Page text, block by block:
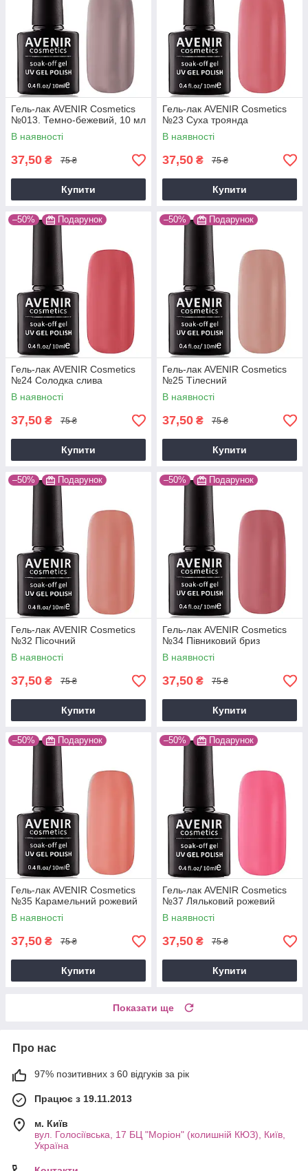
Гель-лак AVENIR Cosmetics
№013. Темно-бежевий, 10 мл
В наявності
37,50 ₴ 75 ₴
Купити
Гель-лак AVENIR Cosmetics
№23 Суха троянда
В наявності
37,50 ₴ 75 ₴
Купити
–50% Подарунок
Гель-лак AVENIR Cosmetics
№24 Солодка слива
В наявності
37,50 ₴ 75 ₴
Купити
–50% Подарунок
Гель-лак AVENIR Cosmetics
№25 Тілесний
В наявності
37,50 ₴ 75 ₴
Купити
–50% Подарунок
Гель-лак AVENIR Cosmetics
№32 Пісочний
В наявності
37,50 ₴ 75 ₴
Купити
–50% Подарунок
Гель-лак AVENIR Cosmetics
№34 Півниковий бриз
В наявності
37,50 ₴ 75 ₴
Купити
–50% Подарунок
Гель-лак AVENIR Cosmetics
№35 Карамельний рожевий
В наявності
37,50 ₴ 75 ₴
Купити
–50% Подарунок
Гель-лак AVENIR Cosmetics
№37 Ляльковий рожевий
В наявності
37,50 ₴ 75 ₴
Купити
Показати ще
Про нас
97% позитивних з 60 відгуків за рік
Працює з 19.11.2013
м. Київ
вул. Голосіївська, 17 БЦ "Моріон" (колишній КЮЗ), Київ,
Україна